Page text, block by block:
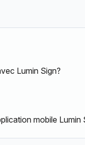
Lumin Sign?
mobile Lumin